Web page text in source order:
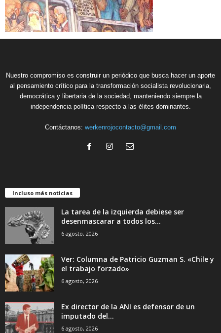
Nuestro compromiso es construir un periódico que busca hacer un aporte
al pensamiento crítico para la transformación socialista revolucionaria,
democrática y libertaria de la sociedad, manteniendo siempre la
independencia política respecto a las élites dominantes.
Contáctanos: werkenrojocontacto@gmail.com
Incluso más noticias
La tarea de la izquierda debiese ser
desenmascarar a todos los...
6 agosto, 2026
Ver: Columna de Patricio Guzman S. «Chile y
el trabajo forzado»
6 agosto, 2026
Ex director de la ANI es defensor de un
imputado del...
6 agosto, 2026